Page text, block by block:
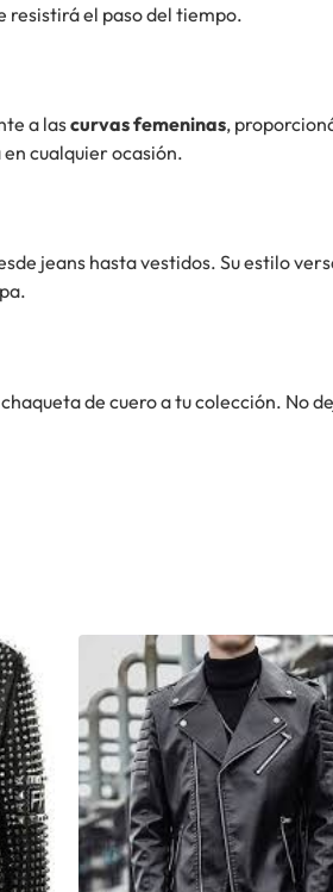
resistirá el paso del tiempo.
a lascurvas femeninas,
cualquier ocasión.
jeans hasta vestidos. Su estilo
de cuero a tu colección. No